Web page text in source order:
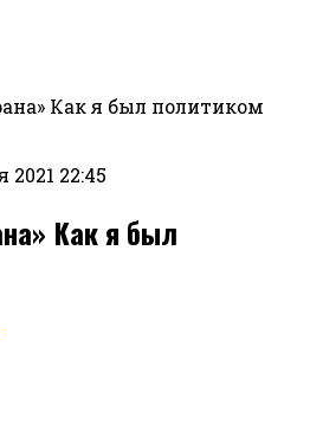
Как я был политиком
22:45
Как я был